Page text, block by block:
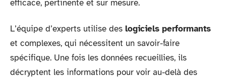
efficace, pertinente et sur mesure.
L’équipe d’experts utilise des logiciels performants
et complexes, qui nécessitent un savoir-faire
spécifique. Une fois les données recueillies, ils
décryptent les informations pour voir au-delà des